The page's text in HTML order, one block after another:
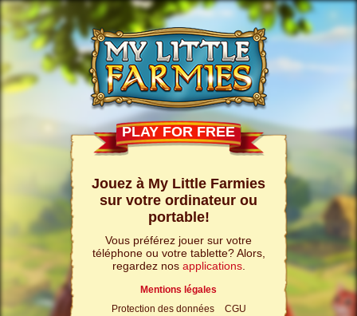
PLAY FOR FREE
Jouez à My Little Farmies
sur votre ordinateur ou
portable!
Vous préférez jouer sur votre
téléphone ou votre tablette? Alors,
regardez nos applications.
Mentions légales
Protection des données
CGU